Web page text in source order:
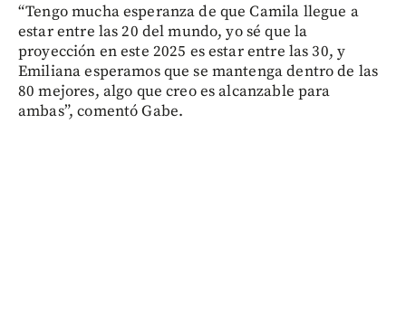
“Tengo mucha esperanza de que Camila llegue a
estar entre las 20 del mundo, yo sé que la
proyección en este 2025 es estar entre las 30, y
Emiliana esperamos que se mantenga dentro de las
80 mejores, algo que creo es alcanzable para
ambas”, comentó Gabe.